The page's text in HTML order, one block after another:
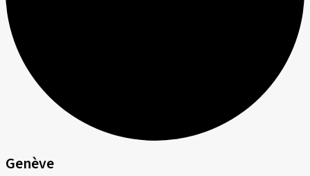
Genève